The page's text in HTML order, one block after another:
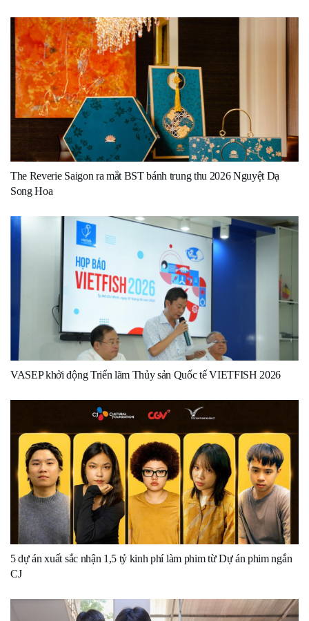
The Reverie Saigon ra mắt BST bánh trung thu 2026 Nguyệt Dạ
Song Hoa
VASEP khởi động Triển lãm Thủy sản Quốc tế VIETFISH 2026
5 dự án xuất sắc nhận 1,5 tỷ kinh phí làm phim từ Dự án phim ngắn
CJ